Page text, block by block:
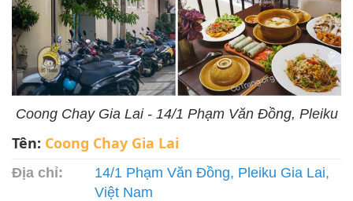
Coong Chay Gia Lai - 14/1 Phạm Văn Đồng, Pleiku
Tên: Coong Chay Gia Lai
Địa chỉ:
14/1 Phạm Văn Đồng, Pleiku Gia Lai,
Việt Nam